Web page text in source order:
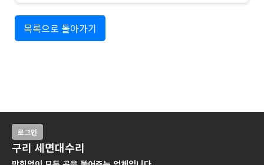
목록으로 돌아가기
로그인
구리 세면대수리